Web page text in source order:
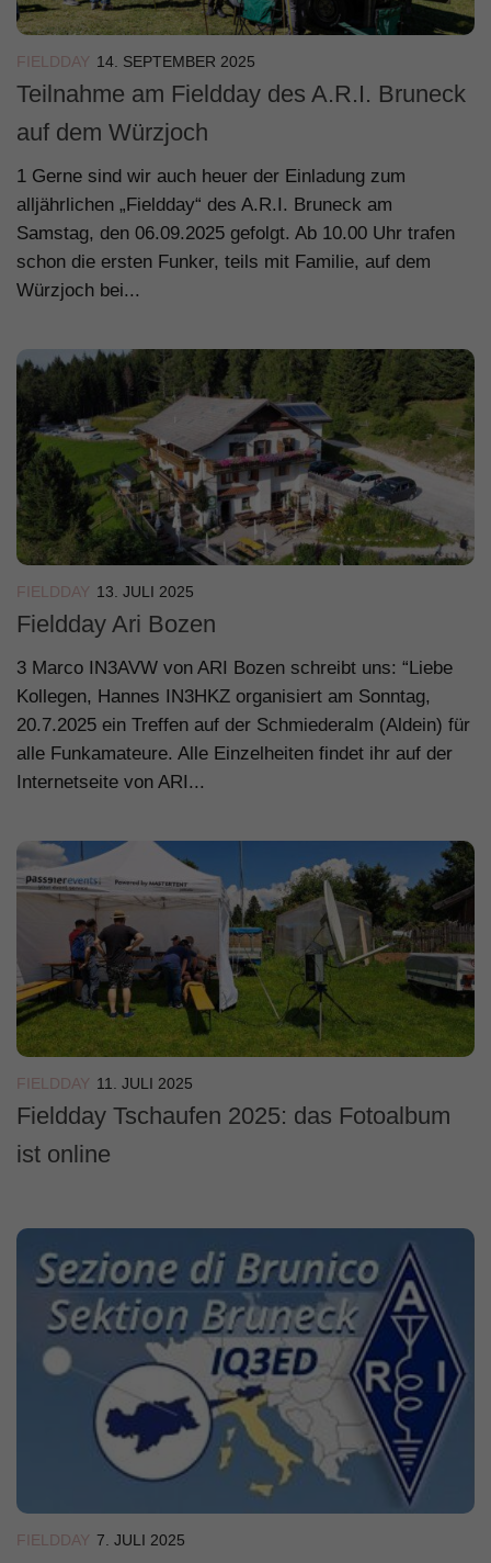
FIELDDAY 14. SEPTEMBER 2025
Teilnahme am Fieldday des A.R.I. Bruneck
auf dem Würzjoch
1 Gerne sind wir auch heuer der Einladung zum
alljährlichen „Fieldday“ des A.R.I. Bruneck am
Samstag, den 06.09.2025 gefolgt. Ab 10.00 Uhr trafen
schon die ersten Funker, teils mit Familie, auf dem
Würzjoch bei...
FIELDDAY 13. JULI 2025
Fieldday Ari Bozen
3 Marco IN3AVW von ARI Bozen schreibt uns: “Liebe
Kollegen, Hannes IN3HKZ organisiert am Sonntag,
20.7.2025 ein Treffen auf der Schmiederalm (Aldein) für
alle Funkamateure. Alle Einzelheiten findet ihr auf der
Internetseite von ARI...
FIELDDAY 11. JULI 2025
Fieldday Tschaufen 2025: das Fotoalbum
ist online
FIELDDAY 7. JULI 2025